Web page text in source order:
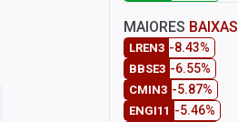
MAIORES BAIXAS
LREN3 -8.43%
BBSE3 -6.55%
CMIN3 -5.87%
ENGI11 -5.46%